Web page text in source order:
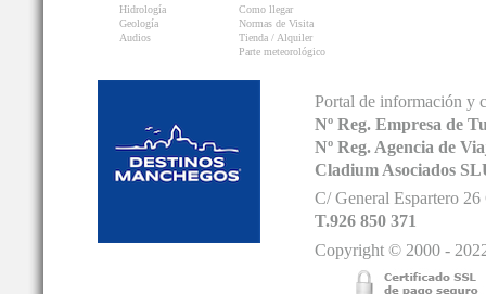
Hidrología
Geología
Audios
Como llegar
Normas de Visita
Tienda / Alquiler
Parte meteorológico
Portal de información y
Nº Reg. Empresa de
Nº Reg. Agencia de
Cladium Asociados
C/ General Espartero
T.926 850 371
Copyright © 2000 -